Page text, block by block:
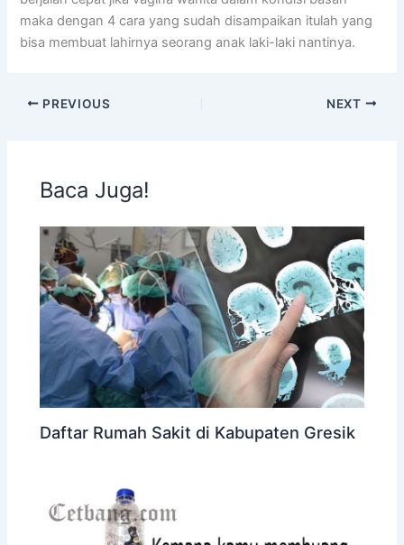
maka dengan 4 cara yang sudah disampaikan itulah yang
bisa membuat lahirnya seorang anak laki-laki nantinya.
PREVIOUS NEXT
Baca Juga!
Daftar Rumah Sakit di Kabupaten Gresik